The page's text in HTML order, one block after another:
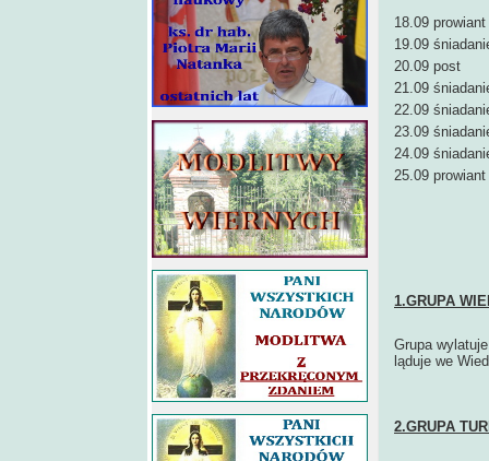
18.09
19.09
20.09 post
21.09
22.09
23.09
24.09
25.09
1.GRUPA
Grupa
ląduje we
2.GRUPA